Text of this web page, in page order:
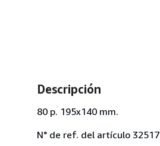
Descripción
80 p. 195x140 mm.
N° de ref. del artículo 32517